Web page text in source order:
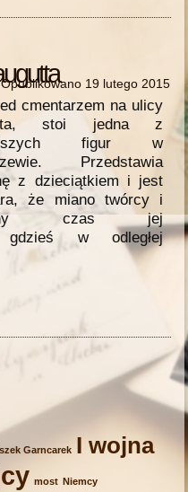
Opublikowano 19 lutego 2015
cmentarzem na ulicy
stoi jedna z
figur w
Przedstawia
z dzieciątkiem i jest
że miano twórcy i
czas jej
gdzieś w odległej
Garncarek I wojna
most Niemcy